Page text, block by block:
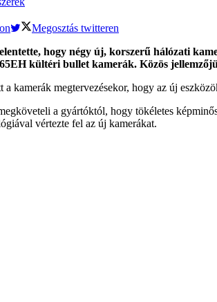
Megosztás twitteren
hogy négy új, korszerű hálózati
kültéri bullet kamerák. Közös
a kamerák megtervezésekor, hogy az új
a gyártóktól, hogy tökéletes
vértezte fel az új kamerákat.